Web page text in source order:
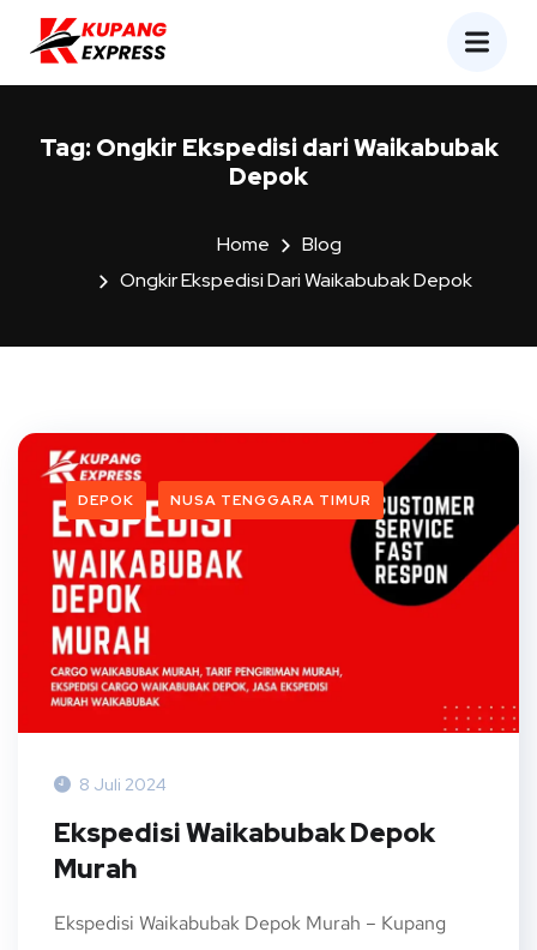
Tag: Ongkir Ekspedisi dari Waikabubak
Depok
Home
Blog
Ongkir Ekspedisi Dari Waikabubak Depok
DEPOK NUSA TENGGARA TIMUR
8 Juli 2024
Ekspedisi Waikabubak Depok
Murah
Ekspedisi Waikabubak Depok Murah – Kupang